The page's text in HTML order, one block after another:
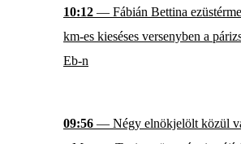
10:12 — Fábián Bettina
km-es kieséses versenyben a
Eb-n
09:56 — Négy elnökjelölt közül